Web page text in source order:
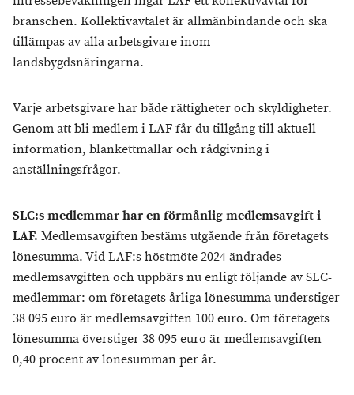
branschen. Kollektivavtalet är allmänbindande och ska
tillämpas av alla arbetsgivare inom
landsbygdsnäringarna.
Varje arbetsgivare har både rättigheter och skyldigheter.
Genom att bli medlem i LAF får du tillgång till aktuell
information, blankettmallar och rådgivning i
anställningsfrågor.
SLC:s medlemmar har en förmånlig medlemsavgift i
LAF. Medlemsavgiften bestäms utgående från företagets
lönesumma. Vid LAF:s höstmöte 2024 ändrades
medlemsavgiften och uppbärs nu enligt följande av SLC-
medlemmar: om företagets årliga lönesumma understiger
38 095 euro är medlemsavgiften 100 euro. Om företagets
lönesumma överstiger 38 095 euro är medlemsavgiften
0,40 procent av lönesumman per år.